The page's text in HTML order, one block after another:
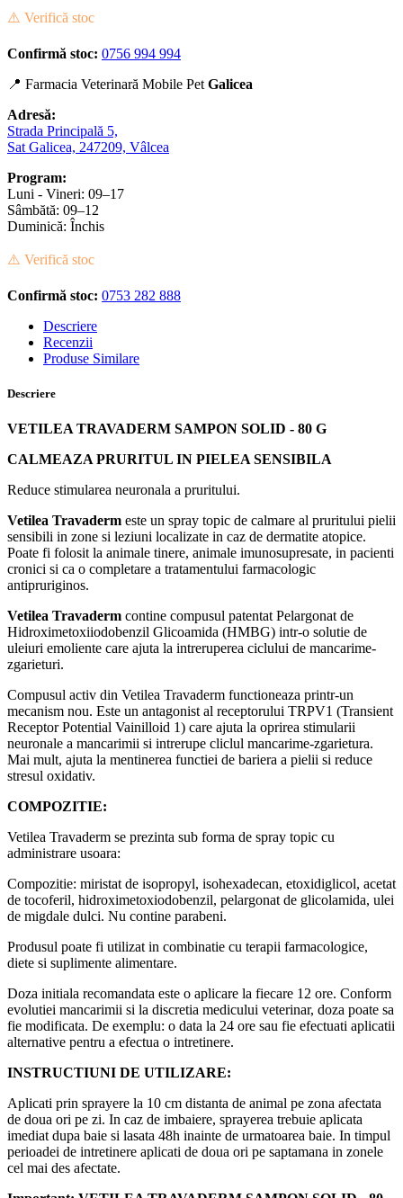
⚠️ Verifică stoc
Confirmă stoc: 0756 994 994
📍 Farmacia Veterinară Mobile Pet Galicea
Adresă:
Strada Principală 5,
Sat Galicea, 247209, Vâlcea
Program:
Luni - Vineri: 09–17
Sâmbătă: 09–12
Duminică: Închis
⚠️ Verifică stoc
Confirmă stoc: 0753 282 888
Descriere
Recenzii
Produse Similare
Descriere
VETILEA TRAVADERM SAMPON SOLID - 80 G
CALMEAZA PRURITUL IN PIELEA SENSIBILA
Reduce stimularea neuronala a pruritului.
Vetilea Travaderm este un spray topic de calmare al pruritului pielii
sensibili in zone si leziuni localizate in caz de dermatite atopice.
Poate fi folosit la animale tinere, animale imunosupresate, in pacienti
cronici si ca o completare a tratamentului farmacologic
antipruriginos.
Vetilea Travaderm contine compusul patentat Pelargonat de
Hidroximetoxiiodobenzil Glicoamida (HMBG) intr-o solutie de
uleiuri emoliente care ajuta la intreruperea ciclului de mancarime-
zgarieturi.
Compusul activ din Vetilea Travaderm functioneaza printr-un
mecanism nou. Este un antagonist al receptorului TRPV1 (Transient
Receptor Potential Vainilloid 1) care ajuta la oprirea stimularii
neuronale a mancarimii si intrerupe cliclul mancarime-zgarietura.
Mai mult, ajuta la mentinerea functiei de bariera a pielii si reduce
stresul oxidativ.
COMPOZITIE:
Vetilea Travaderm se prezinta sub forma de spray topic cu
administrare usoara:
Compozitie: miristat de isopropyl, isohexadecan, etoxidiglicol, acetat
de tocoferil, hidroximetoxiodobenzil, pelargonat de glicolamida, ulei
de migdale dulci. Nu contine parabeni.
Produsul poate fi utilizat in combinatie cu terapii farmacologice,
diete si suplimente alimentare.
Doza initiala recomandata este o aplicare la fiecare 12 ore. Conform
evolutiei mancarimii si la discretia medicului veterinar, doza poate sa
fie modificata. De exemplu: o data la 24 ore sau fie efectuati aplicatii
alternative pentru a efectua o intretinere.
INSTRUCTIUNI DE UTILIZARE:
Aplicati prin sprayere la 10 cm distanta de animal pe zona afectata
de doua ori pe zi. In caz de imbaiere, sprayerea trebuie aplicata
imediat dupa baie si lasata 48h inainte de urmatoarea baie. In timpul
perioadei de intretinere aplicati de doua ori pe saptamana in zonele
cel mai des afectate.